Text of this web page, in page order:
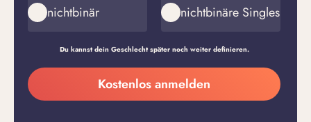
nichtbinär nichtbinäre Singles
Du kannst dein Geschlecht später noch weiter definieren.
Meine
E-
Kostenlos anmelden